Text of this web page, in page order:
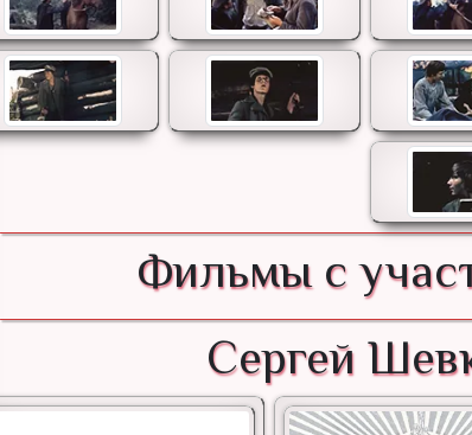
Фильмы с
Сергей